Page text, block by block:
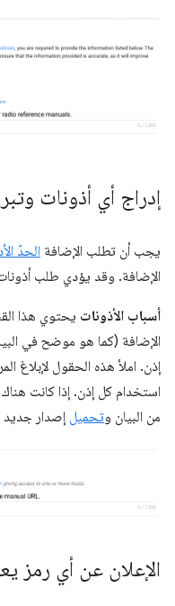
إدراج أي أذونات
يجب أن تطلب الإضافة الحدّ
الإضافة. وقد يؤدي طلب
أسباب الأذونات يحتوي هذا
الإضافة (كما هو موضح في
إذن. املأ هذه الحقول لإبلاغ
استخدام كل إذن. إذا كانت هناك
من البيان وتحميل إصدار جديد
الإعلان عن أي رمز